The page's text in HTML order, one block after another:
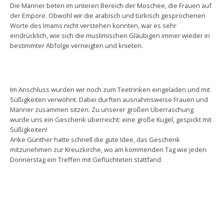
Die Männer beten im unteren Bereich der Moschee, die Frauen auf
der Empore. Obwohl wir die arabisch und türkisch gesprochenen
Worte des Imams nicht verstehen konnten, war es sehr
eindrücklich, wie sich die muslimischen Gläubigen immer wieder in
bestimmter Abfolge verneigten und knieten.
Im Anschluss wurden wir noch zum Teetrinken eingeladen und mit
Süßigkeiten verwöhnt. Dabei durften ausnahmsweise Frauen und
Männer zusammen sitzen. Zu unserer großen Überraschung
wurde uns ein Geschenk überreicht: eine große Kugel, gespickt mit
Süßigkeiten!
Anke Günther hatte schnell die gute Idee, das Geschenk
mitzunehmen zur Kreuzkirche, wo am kommenden Tag wie jeden
Donnerstag ein Treffen mit Geflüchteten stattfand.